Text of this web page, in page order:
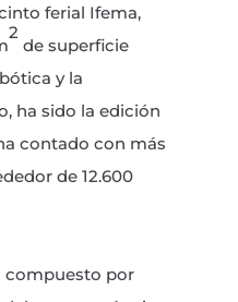
ferial Ifema,
2
de superficie
y la
ha sido la edición
contado con más
de 12.600
compuesto por